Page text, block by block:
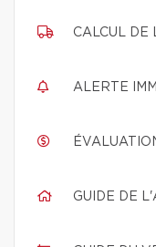
CALCUL DE
ALERTE
GUIDE DE